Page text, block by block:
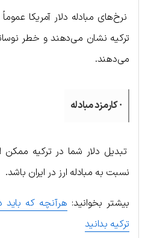
نرخ‌های مبادله دلار آمریکا
ترکیه نشان می‌دهند و خطر
می‌دهند.
· کارمزد مبادله
تبدیل دلار شما در ترکیه
نسبت به مبادله ارز در ایران باشد.
بیشتر بخوانید: هرآنچه که باید
ترکیه بدانید